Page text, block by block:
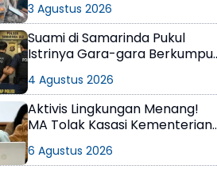
3 Agustus 2026
Suami di Samarinda Pukul
Istrinya Gara-gara Berkumpul
4 Agustus 2026
Aktivis Lingkungan Menang!
MA Tolak Kasasi Kementerian
KPC Dinyatakan Informasi
6 Agustus 2026